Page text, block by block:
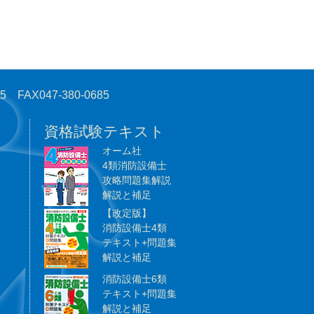
FAX047-380-0685
資格試験テキスト
オーム社
4類消防設備士
攻略問題集解説
解説と補足
【改定版】
消防設備士4類
テキスト+問題集
解説と補足
消防設備士6類
テキスト+問題集
解説と補足